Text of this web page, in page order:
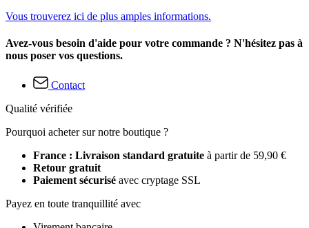
Vous trouverez ici de plus amples informations.
Avez-vous besoin d'aide pour votre commande ? N'hésitez pas à
nous poser vos questions.
Contact
Qualité vérifiée
Pourquoi acheter sur notre boutique ?
France : Livraison standard gratuite à partir de 59,90 €
Retour gratuit
Paiement sécurisé avec cryptage SSL
Payez en toute tranquillité avec